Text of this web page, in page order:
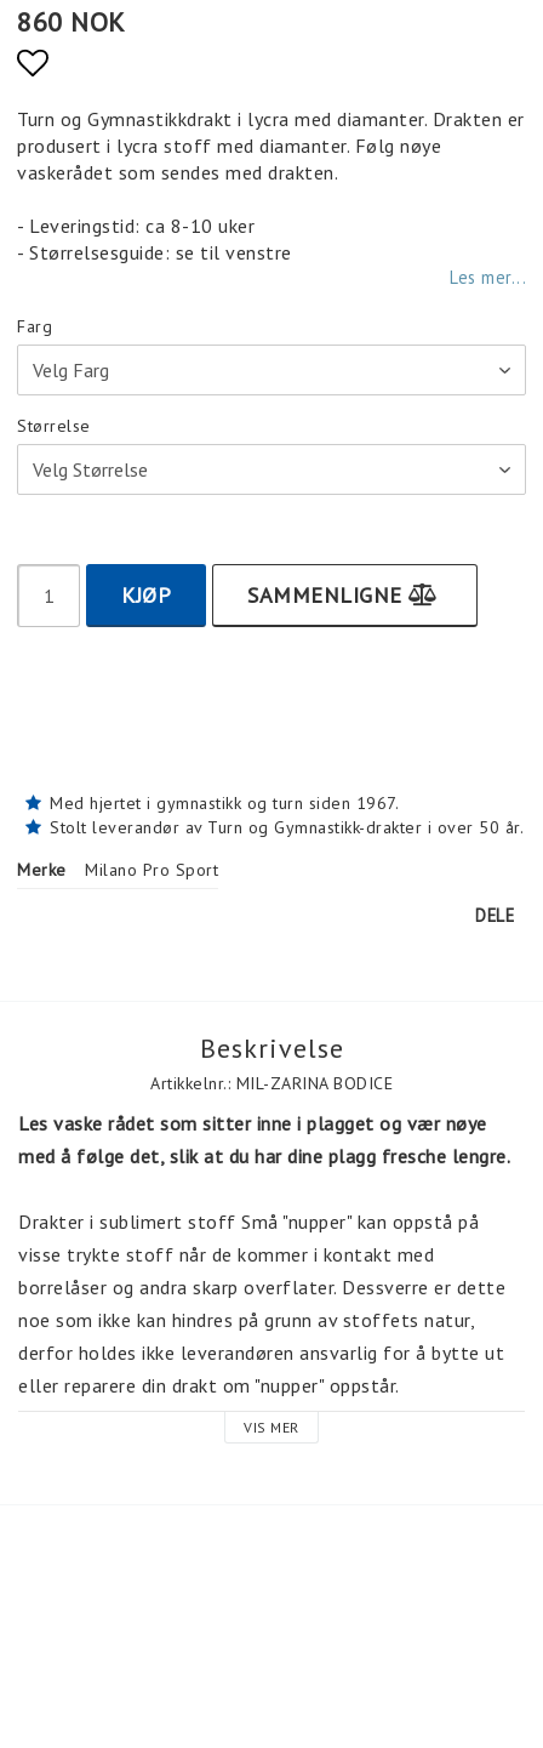
860 NOK
Add to list of favorites
Turn og Gymnastikkdrakt i lycra med diamanter. Drakten er
produsert i lycra stoff med diamanter. Følg nøye
vaskerådet som sendes med drakten.
- Leveringstid: ca 8-10 uker
- Størrelsesguide: se til venstre
Les mer...
Farg
Størrelse
KJØP SAMMENLIGNE
Med hjertet i gymnastikk og turn siden 1967.
Stolt leverandør av Turn og Gymnastikk-drakter i over 50 år.
Merke
Milano Pro Sport
DELE
Beskrivelse
Artikkelnr.: MIL-ZARINA BODICE
Les vaske rådet som sitter inne i plagget og vær nøye
med å følge det, slik at du har dine plagg fresche lengre.
Drakter i sublimert stoff Små "nupper" kan oppstå på
visse trykte stoff når de kommer i kontakt med
borrelåser og andra skarp overflater. Dessverre er dette
noe som ikke kan hindres på grunn av stoffets natur,
derfor holdes ikke leverandøren ansvarlig for å bytte ut
eller reparere din drakt om "nupper" oppstår.
Noen viktige anmerkninger for plagg i glittrige stof
VIS MER